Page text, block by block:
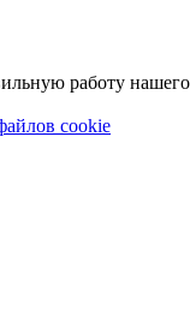
работу нашего
cookie